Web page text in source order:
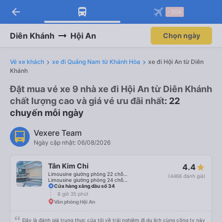
Tải app Vexere ngay!
Nhận ưu đãi thành viên độc
Mở app
Tải app Vexere
-30k/ghế khi đặt vé máy bay qua
Mở app
arrow_back -30k
Diên Khánh Hội An Chọn ngày
Vé xe khách xe đi Quảng Nam từ Khánh Hòa
xe đi Hội An từ Diên
Khánh
Đặt mua vé xe 9 nhà xe đi Hội An từ Diên Khánh
chất lượng cao và giá vé ưu đãi nhất: 22
chuyến mỗi ngày
Vexere Team
Ngày cập nhật: 06/08/2026
Tân Kim Chi 4.4
(4466 đánh giá)
Cửa hàng xăng dầu số 34
8 giờ 35 phút
Văn phòng Hội An
Đây là đánh giá trung thực của tôi về trải nghiệm đi du lịch cùng công ty này